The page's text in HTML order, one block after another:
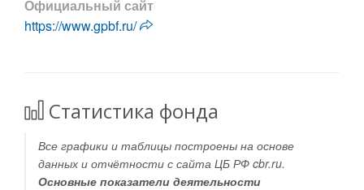
Официальный сайт
https://www.gpbf.ru/
Статистика фонда
Все графики и таблицы построены на основе
данных и отчётности с сайта ЦБ РФ cbr.ru.
Основные показатели деятельности